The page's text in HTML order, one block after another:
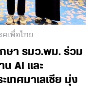
เพื่อไทย
ษา รมว.พม. ร่วม
น AI และ
ทศมาเลเซีย มุ่ง